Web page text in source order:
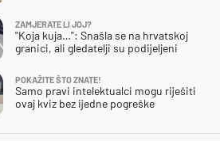
ZAMJERATE LI JOJ?
"Koja kuja…": Snašla se na hrvatskoj
granici, ali gledatelji su podijeljeni
POKAŽITE ŠTO ZNATE!
Samo pravi intelektualci mogu riješiti
ovaj kviz bez ijedne pogreške